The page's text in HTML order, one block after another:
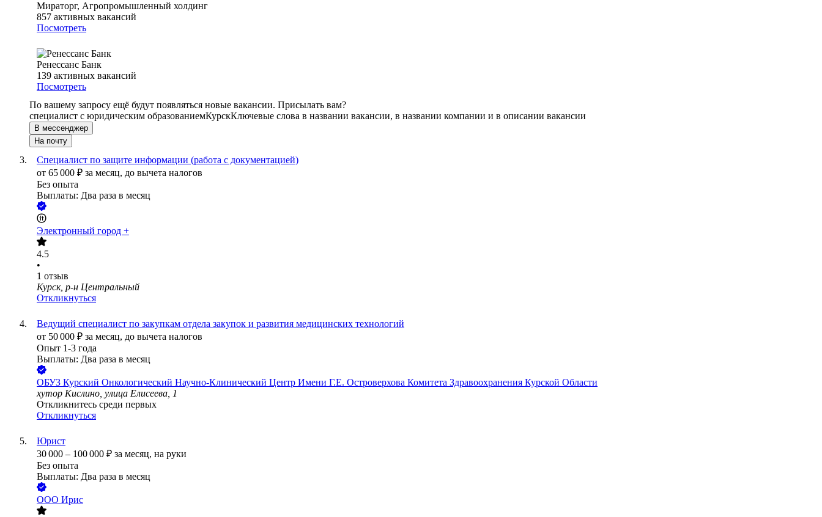
Мираторг, Агропромышленный холдинг
857 активных вакансий
Посмотреть
Ренессанс Банк
139 активных вакансий
Посмотреть
По вашему запросу ещё будут появляться новые вакансии. Присылать вам?
специалист с юридическим образованиемКурскКлючевые слова в названии вакансии, в названии компании и в описании вакансии
В мессенджер
На почту
Специалист по защите информации (работа с документацией)
от 65 000 ₽ за месяц, до вычета налогов
Без опыта
Выплаты: Два раза в месяц
Электронный город +
4.5
•
1 отзыв
Курск, р-н Центральный
Откликнуться
Ведущий специалист по закупкам отдела закупок и развития медицинских технологий
от 50 000 ₽ за месяц, до вычета налогов
Опыт 1-3 года
Выплаты: Два раза в месяц
ОБУЗ Курский Онкологический Научно-Клинический Центр Имени Г.Е. Островерхова Комитета Здравоохранения Курской Области
хутор Кислино, улица Елисеева, 1
Откликнитесь среди первых
Откликнуться
Юрист
30 000 – 100 000 ₽ за месяц, на руки
Без опыта
Выплаты: Два раза в месяц
ООО Ирис